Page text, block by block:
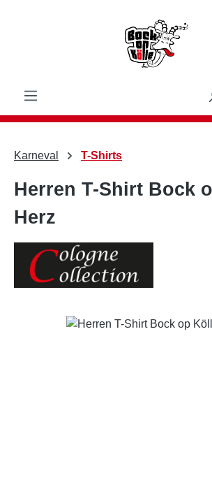
Karneval T-Shirts
Herren T-Shirt Bock
Herz
Bildergalerie überspringen